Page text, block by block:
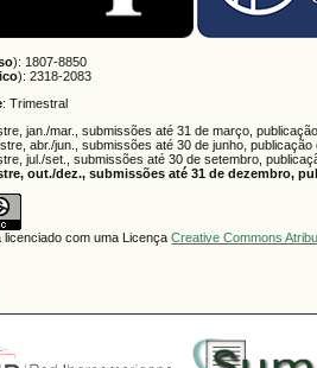
): 1807-8850
):2318-2083
: Trimestral
jan./mar., submissões até 31 de março,
abr./jun., submissões até 30 de junho, publicação
jul./set., submissões até 30 de setembro,
out./dez., submissões até 31 de dezembro,
licenciado com uma LicençaCreative Commons